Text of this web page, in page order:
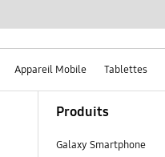
Appareil Mobile Tablettes
Produits
Galaxy Smartphone